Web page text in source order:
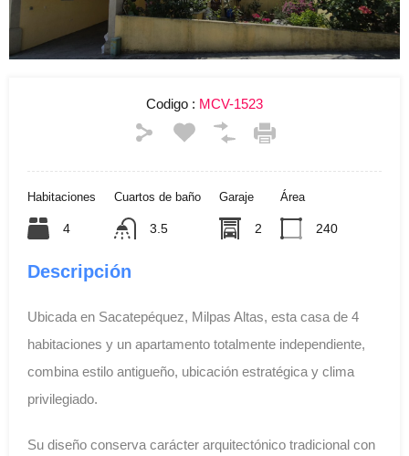
Codigo : MCV-1523
Habitaciones
4
Cuartos de baño
3.5
Garaje
2
Área
240
Descripción
Ubicada en Sacatepéquez, Milpas Altas, esta casa de 4
habitaciones y un apartamento totalmente independiente,
combina estilo antigueño, ubicación estratégica y clima
privilegiado.
Su diseño conserva carácter arquitectónico tradicional con